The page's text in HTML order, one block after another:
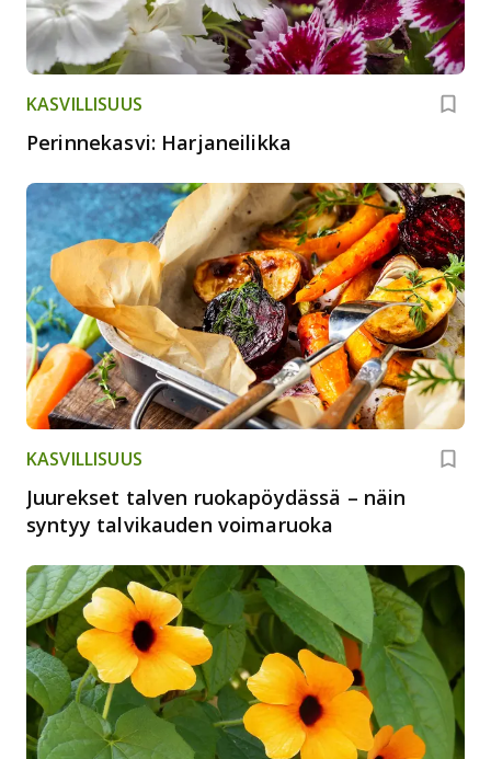
KASVILLISUUS
Perinnekasvi: Harjaneilikka
KASVILLISUUS
Juurekset talven ruokapöydässä – näin
syntyy talvikauden voimaruoka